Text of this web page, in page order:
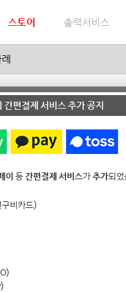
스토어 출력서비스
문약관 ]
는 3D 프린팅 시 문제를 일으킬
못하므로 예상 발송일이 늦춰지
축 등으로 인한 치수 정밀도가
.
및 표면 품질은 출력재질 상세
간편결제 서비스 추가 공지
이 등간편결제 서비스가추가되
비카드)